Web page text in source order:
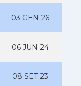
03 GEN 26
06 JUN 24
08 SET 23